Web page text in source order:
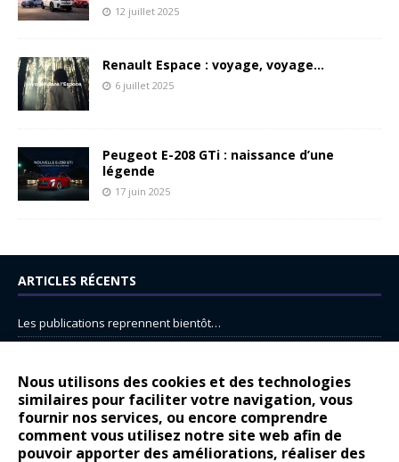
Nous utilisons des cookies et des technologies
similaires pour faciliter votre navigation, vous
fournir nos services, ou encore comprendre
comment vous utilisez notre site web afin de
pouvoir apporter des améliorations, réaliser des
12 juillet 2025
Renault Espace : voyage, voyage…
6 juillet 2025
Peugeot E-208 GTi : naissance d’une
légende
17 juin 2025
ARTICLES RÉCENTS
Les publications reprennent bientôt…
14 juillet : nouveau film de marque pour Citroën
Renault Espace : voyage, voyage…
Peugeot E-208 GTi : naissance d’une légende